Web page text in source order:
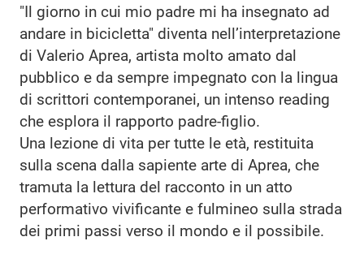
"Il giorno in cui mio padre mi ha insegnato ad
andare in bicicletta" diventa nell’interpretazione
di Valerio Aprea, artista molto amato dal
pubblico e da sempre impegnato con la lingua
di scrittori contemporanei, un intenso reading
che esplora il rapporto padre-figlio.
Una lezione di vita per tutte le età, restituita
sulla scena dalla sapiente arte di Aprea, che
tramuta la lettura del racconto in un atto
performativo vivificante e fulmineo sulla strada
dei primi passi verso il mondo e il possibile.